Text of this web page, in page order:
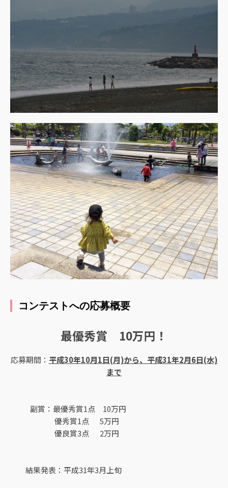
コンテストへの応募概要
最優秀賞 10万円！
応募期間： 平成30年10月1日(月)から、平成31年2月6日(水)
まで
副賞：最優秀賞1点 10万円
優秀賞1点 5万円
優良賞3点 2万円
結果発表：平成31年3月上旬